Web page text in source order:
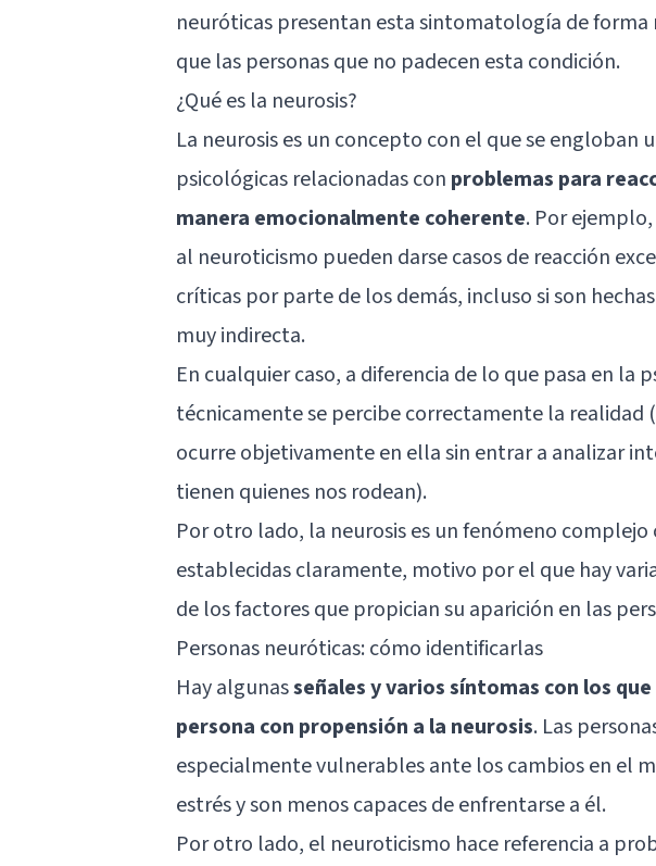
neuróticas presentan esta sintomatología de forma
que las personas que no padecen esta condición.
¿Qué es la neurosis?
La neurosis es un concepto con el que se engloban
psicológicas relacionadas con problemas para
manera emocionalmente coherente. Por
al neuroticismo pueden darse casos de reacción
críticas por parte de los demás, incluso si son
muy indirecta.
En cualquier caso, a diferencia de lo que pasa en la
técnicamente se percibe correctamente la realidad
ocurre objetivamente en ella sin entrar a analizar
tienen quienes nos rodean).
Por otro lado, la neurosis es un fenómeno complejo
establecidas claramente, motivo por el que hay
de los factores que propician su aparición en las
Personas neuróticas: cómo identificarlas
Hay algunasseñales y varios síntomas con los
persona con propensión a la neurosis. Las
especialmente vulnerables ante los cambios en el
estrés y son menos capaces de enfrentarse a él.
Por otro lado, el neuroticismo hace referencia a